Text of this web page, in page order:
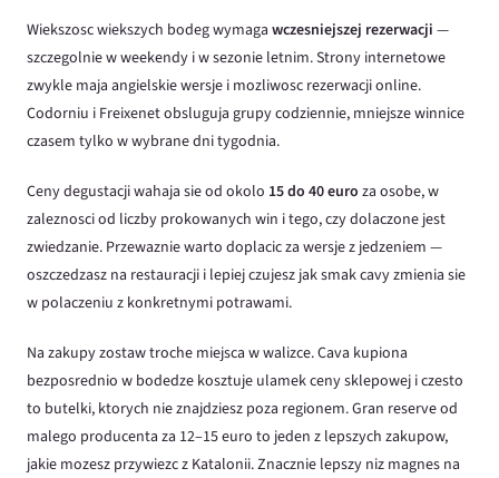
Wiekszosc wiekszych bodeg wymaga wczesniejszej rezerwacji —
szczegolnie w weekendy i w sezonie letnim. Strony internetowe
zwykle maja angielskie wersje i mozliwosc rezerwacji online.
Codorniu i Freixenet obsluguja grupy codziennie, mniejsze winnice
czasem tylko w wybrane dni tygodnia.
Ceny degustacji wahaja sie od okolo 15 do 40 euro za osobe, w
zaleznosci od liczby prokowanych win i tego, czy dolaczone jest
zwiedzanie. Przewaznie warto doplacic za wersje z jedzeniem —
oszczedzasz na restauracji i lepiej czujesz jak smak cavy zmienia sie
w polaczeniu z konkretnymi potrawami.
Na zakupy zostaw troche miejsca w walizce. Cava kupiona
bezposrednio w bodedze kosztuje ulamek ceny sklepowej i czesto
to butelki, ktorych nie znajdziesz poza regionem. Gran reserve od
malego producenta za 12–15 euro to jeden z lepszych zakupow,
jakie mozesz przywiezc z Katalonii. Znacznie lepszy niz magnes na